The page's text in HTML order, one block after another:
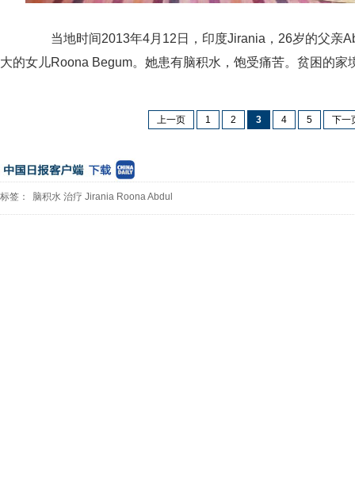
当地时间2013年4月12日，印度Jirania，26岁的父亲
大的女儿Roona Begum。她患有脑积水，饱受痛苦。贫困的家
上一页 1 2 3 4 5 下一
标签： 脑积水 治疗 Jirania RoonaAbdul